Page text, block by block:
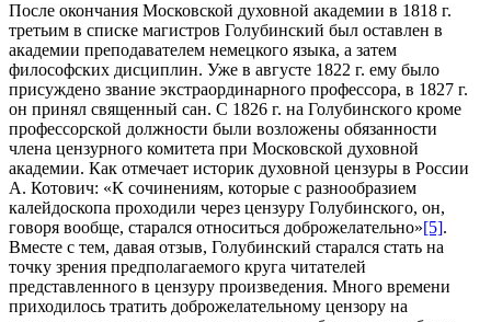
После окончания Московской духовной академии в 1818 г.
третьим в списке магистров Голубинский был оставлен в
академии преподавателем немецкого языка, а затем
философских дисциплин. Уже в августе 1822 г. ему было
присуждено звание экстраординарного профессора, в 1827 г.
он принял священный сан. С 1826 г. на Голубинского кроме
профессорской должности были возложены обязанности
члена цензурного комитета при Московской духовной
академии. Как отмечает историк духовной цензуры в России
А. Котович: «К сочинениям, которые с разнообразием
калейдоскопа проходили через цензуру Голубинского, он,
говоря вообще, старался относиться доброжелательно»[5].
Вместе с тем, давая отзыв, Голубинский старался стать на
точку зрения предполагаемого круга читателей
представленного в цензуру произведения. Много времени
приходилось тратить доброжелательному цензору на